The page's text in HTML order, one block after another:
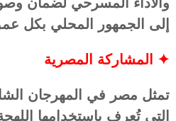
إلى الجمهور المحلي بكل
✦ المشاركة المصرية
تمثل مصر في المهرجان
التي تُعرف باستخدامها